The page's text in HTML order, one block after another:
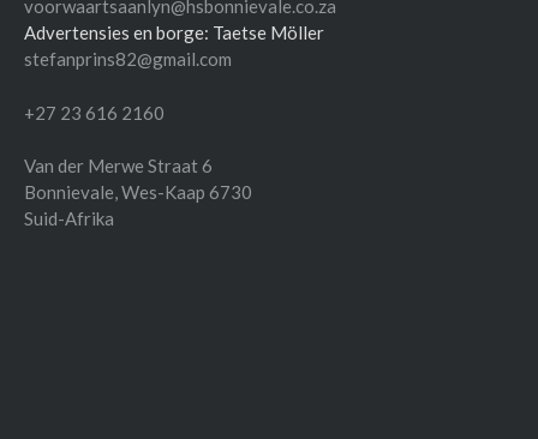
voorwaartsaanlyn@hsbonnievale.co.za
Advertensies en borge: Taetse Möller
stefanprins82@gmail.com
+27 23 616 2160
Van der Merwe Straat 6
Bonnievale,Wes-Kaap 6730
Suid-Afrika